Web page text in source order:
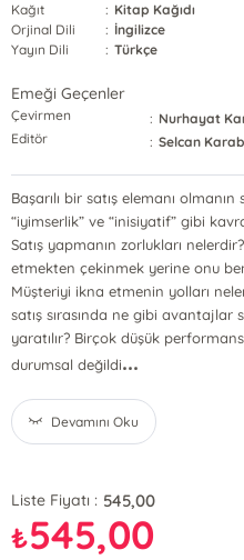
Kağıt
: Kitap Kağıdı
Orjinal Dili
: İngilizce
Yayın Dili
: Türkçe
Emeği Geçenler
Çevirmen : Nurhayat
Editör
: Selcan
Başarılı bir satış elemanı olmanın
“iyimserlik” ve “inisiyatif” gibi
Satış yapmanın zorlukları
etmekten çekinmek yerine onu
Müşteriyi ikna etmenin yolları
satış sırasında ne gibi avantajlar
yaratılır? Birçok düşük
durumsal değildi...
Devamını Oku
Liste Fiyatı : 545,00
₺545,00